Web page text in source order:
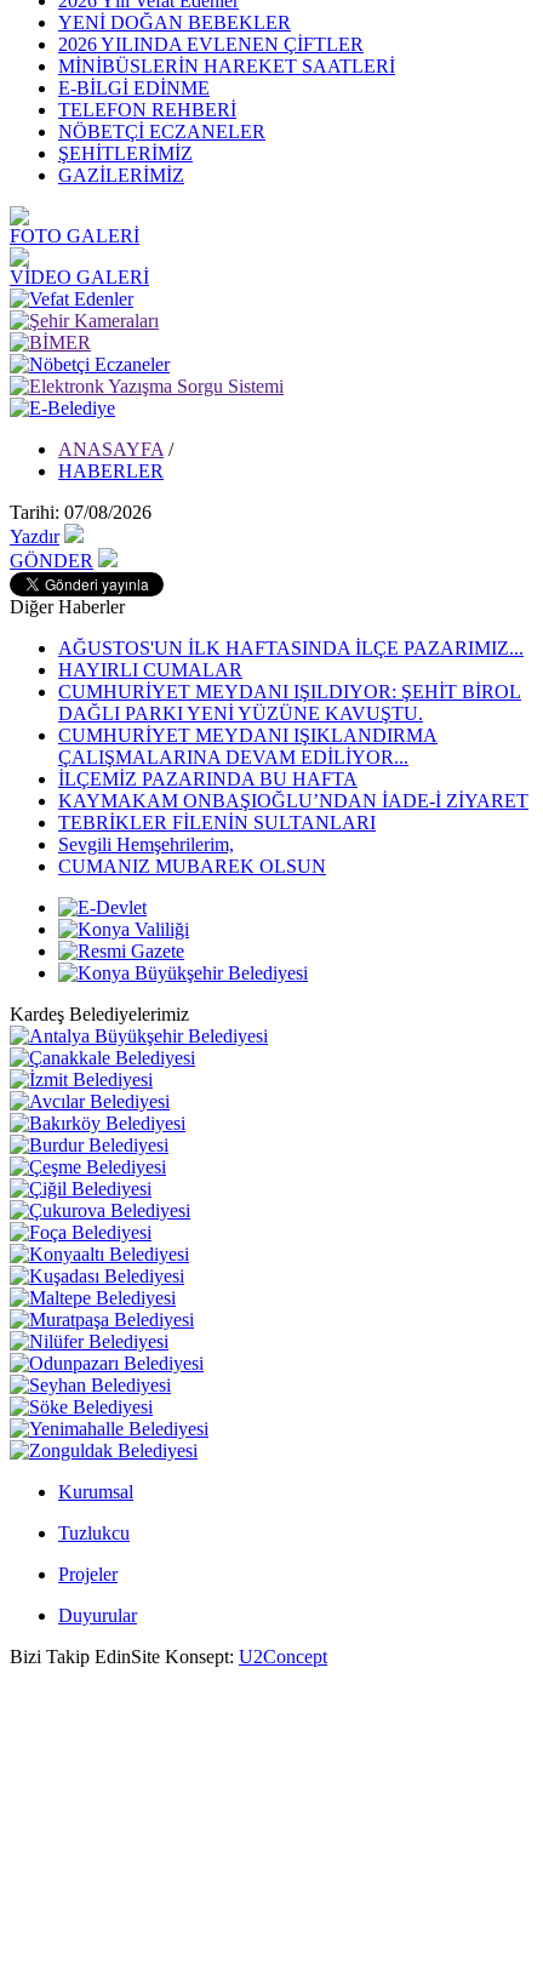
YENİ DOĞAN BEBEKLER
2026 YILINDA EVLENEN ÇİFTLER
MİNİBÜSLERİN HAREKET SAATLERİ
E-BİLGİ EDİNME
TELEFON REHBERİ
NÖBETÇİ ECZANELER
ŞEHİTLERİMİZ
GAZİLERİMİZ
FOTO GALERİ
VİDEO GALERİ
ANASAYFA /
HABERLER
Tarihi: 07/08/2026
Yazdır
GÖNDER
Diğer Haberler
AĞUSTOS'UN İLK HAFTASINDA İLÇE PAZARIMIZ...
HAYIRLI CUMALAR
CUMHURİYET MEYDANI IŞILDIYOR: ŞEHİT BİROL
DAĞLI PARKI YENİ YÜZÜNE KAVUŞTU.
CUMHURİYET MEYDANI IŞIKLANDIRMA
ÇALIŞMALARINA DEVAM EDİLİYOR...
İLÇEMİZ PAZARINDA BU HAFTA
KAYMAKAM ONBAŞIOĞLU’NDAN İADE-İ ZİYARET
TEBRİKLER FİLENİN SULTANLARI
Sevgili Hemşehrilerim,
CUMANIZ MUBAREK OLSUN
Kardeş Belediyelerimiz
Kurumsal
Tuzlukcu
Projeler
Duyurular
Bizi Takip EdinSite Konsept: U2Concept